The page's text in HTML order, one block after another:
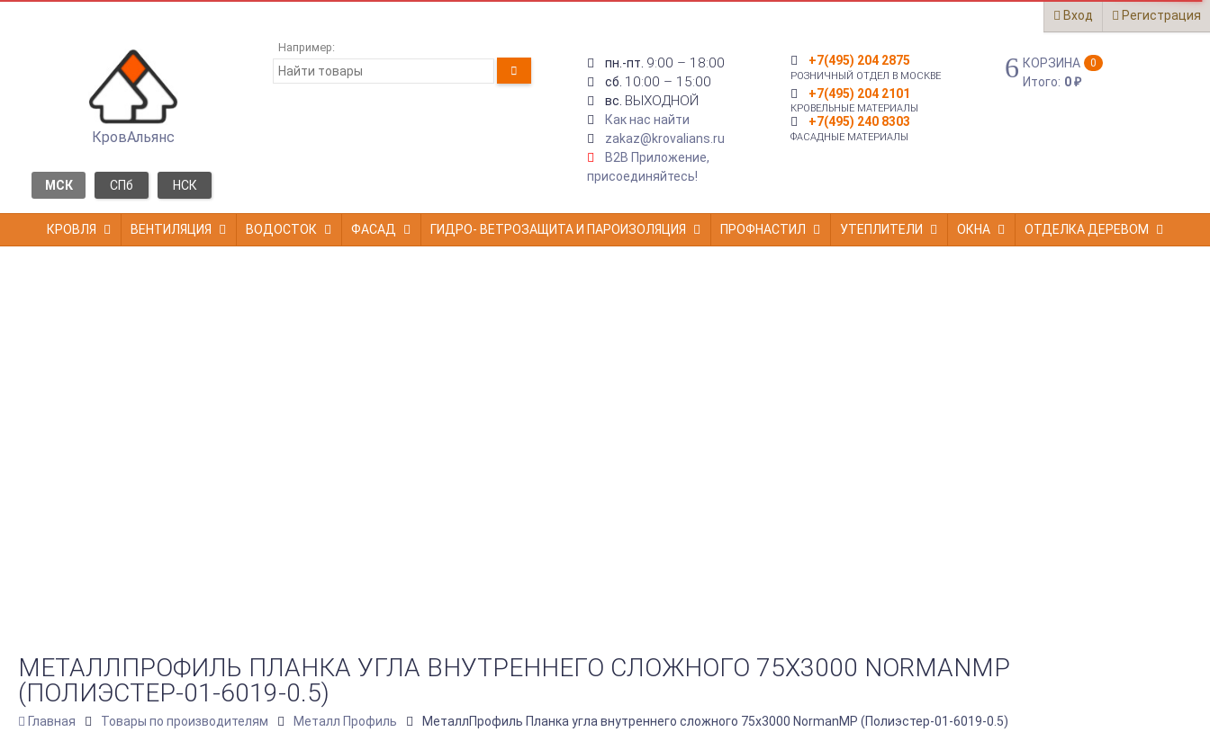
Вход Регистрация
КровАльянс
МСК СПб НСК
Например:
пн.-пт. 9:00 – 18:00
сб. 10:00 – 15:00
вс. ВЫХОДНОЙ
Как нас найти
zakaz@krovalians.ru
B2B Приложение,
присоединяйтесь!
+7(495) 204 2875
РОЗНИЧНЫЙ ОТДЕЛ В МОСКВЕ
+7(495) 204 2101
КРОВЕЛЬНЫЕ МАТЕРИАЛЫ
+7(495) 240 8303
ФАСАДНЫЕ МАТЕРИАЛЫ
КОРЗИНА 0
Итого: 0₽
КРОВЛЯ ВЕНТИЛЯЦИЯ ВОДОСТОК ФАСАД ГИДРО- ВЕТРОЗАЩИТА И ПАРОИЗОЛЯЦИЯ ПРОФНАСТИЛ УТЕПЛИТЕЛИ ОКНА ОТДЕЛКА ДЕРЕВОМ
МЕТАЛЛПРОФИЛЬ ПЛАНКА УГЛА ВНУТРЕННЕГО СЛОЖНОГО 75Х3000 NORMANMP
(ПОЛИЭСТЕР-01-6019-0.5)
Главная Товары по производителям Металл Профиль МеталлПрофиль Планка угла внутреннего сложного 75х3000 NormanMP (Полиэстер-01-6019-0.5)